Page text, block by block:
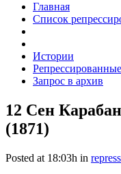
Главная
Список
Истории
Запрос в архив
12 Сен
(1871)
Posted at 18:03h in